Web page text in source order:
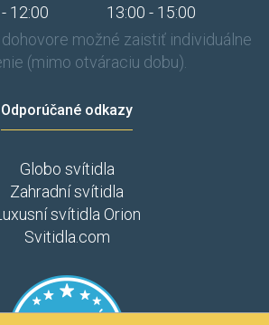
12:00
13:00 - 15:00
možné zaistiť individuálne
(mimo otváraciu dobu).
Odporúčané odkazy
Globo svítidla
Zahradní svítidla
svítidla Orion
Svitidla.com